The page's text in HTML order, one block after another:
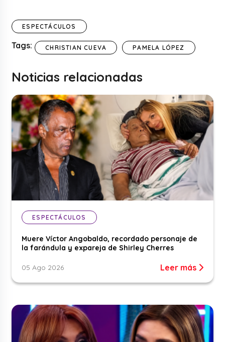
ESPECTÁCULOS
Tags: CHRISTIAN CUEVA PAMELA LÓPEZ
Noticias relacionadas
ESPECTÁCULOS
Muere Víctor Angobaldo, recordado personaje de
la farándula y expareja de Shirley Cherres
05 Ago 2026 Leer más